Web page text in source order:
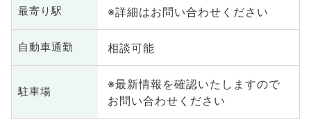
最寄り駅 ※詳細はお問い合わせください
自動車通勤 相談可能
駐車場
※最新情報を確認いたしますので
お問い合わせください